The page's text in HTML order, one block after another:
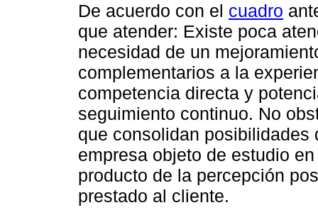
De acuerdo con el cuadro
que atender: Existe poca
necesidad de un
complementarios a la
competencia directa y
seguimiento continuo. No
que consolidan
empresa objeto de estudio
producto de la percepción
prestado al cliente.